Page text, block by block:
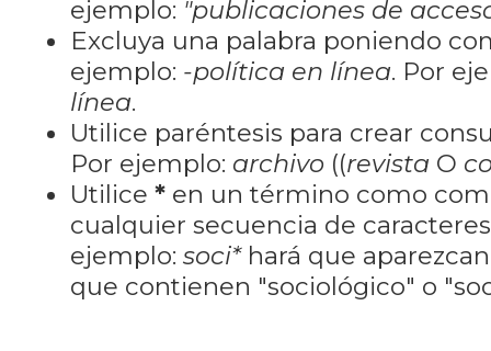
ejemplo: "publicaciones de
Excluya una palabra poniendo
ejemplo: -política en línea. Por
línea.
Utilice paréntesis para crear
Por ejemplo: archivo ((revista O
Utilice *en un término como
cualquier secuencia de
ejemplo: soci*hará que
que contienen "sociológico" o